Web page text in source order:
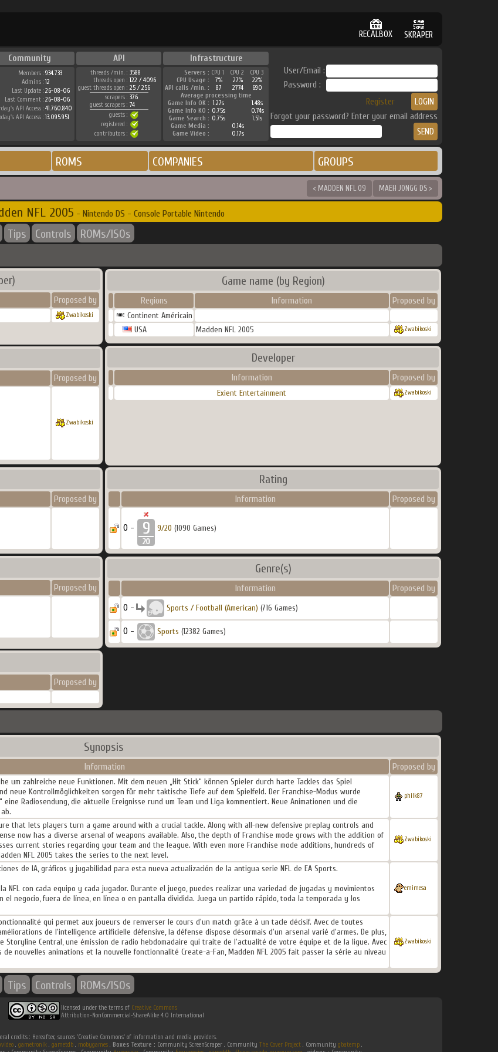
RECALBOX SKRAPER
Community API Infrastructure
Members : 934.733
Admins : 12
Last Update : 26-08-06
Last Comment : 26-08-06
API Access : 41.760.840
API Access : 13.095.951
threads /min. : 3588
threads open : 122 / 4096
guest threads open : 25 / 256
scrapers : 376
guest scrapers : 74
guests :
registered :
contributors :
Servers : CPU 1 CPU 2
CPU 3
CPU Usage :
7% 27%
22%
API calls /min. :
87 2774
690
Average processing time
Game Info OK : 1.27s
1.48s
Game Info KO : 0.75s
0.74s
Game Search : 0.75s
1.51s
Game Media :
0.14s
Game Video :
0.17s
User/Email :
Password :
Register
Forgot your password? Enter your email address
ROMS COMPANIES GROUPS
< MADDEN NFL 09 MAEH JONGG DS >
NFL 2005 - Nintendo DS - Console Portable Nintendo
Tips Controls ROMs/ISOs
Proposed by
Zwabikoski
Game name (by Region)
Regions Information Proposed by
Continent Américain
USA
Madden NFL 2005 Zwabikoski
Proposed by
Zwabikoski
Developer
Information Proposed by
Exient Entertainment Zwabikoski
Proposed by
Rating
Information Proposed by
0 - 9/20 (1090 Games)
Proposed by
Genre(s)
Information Proposed by
0 - Sports / Football (American) (716 Games)
0 - Sports (12382 Games)
Proposed by
Synopsis
Information Proposed by
um zahlreiche neue Funktionen. Mit dem neuen „Hit Stick“ können Spieler durch harte Tackles das Spiel
neue Kontrollmöglichkeiten sorgen für mehr taktische Tiefe auf dem Spielfeld. Der Franchise-Modus wurde
Radiosendung, die aktuelle Ereignisse rund um Team und Liga kommentiert. Neue Animationen und die
philk87
that lets players turn a game around with a crucial tackle. Along with all-new defensive preplay controls and
now has a diverse arsenal of weapons available. Also, the depth of Franchise mode grows with the addition of
current stories regarding your team and the league. With even more Franchise mode additions, hundreds of
NFL 2005 takes the series to the next level.
Zwabikoski
de IA, gráficos y jugabilidad para esta nueva actualización de la antigua serie NFL de EA Sports.
NFL con cada equipo y cada jugador. Durante el juego, puedes realizar una variedad de jugadas y movimientos
negocio, fuera de línea, en línea o en pantalla dividida. Juega un partido rápido, toda la temporada y los
emimesa
qui permet aux joueurs de renverser le cours d'un match grâce à un tacle décisif. Avec de toutes
de l'intelligence artificielle défensive, la défense dispose désormais d'un arsenal varié d'armes. De plus,
Storyline Central, une émission de radio hebdomadaire qui traite de l'actualité de votre équipe et de la ligue. Avec
nouvelles animations et la nouvelle fonctionnalité Create-a-Fan, Madden NFL 2005 fait passer la série au niveau
Zwabikoski
Tips Controls ROMs/ISOs
licensed under the terms of Creative Commons
Attribution-NonCommercial-ShareAlike 4.0 International
credits : Hereafter, sources 'Creative Commons' of information and media providers.
. gametronik. gametdb. mobygames. Boxes Texture : Community ScreenScraper . Community The Cover Project. Community gbatemp.